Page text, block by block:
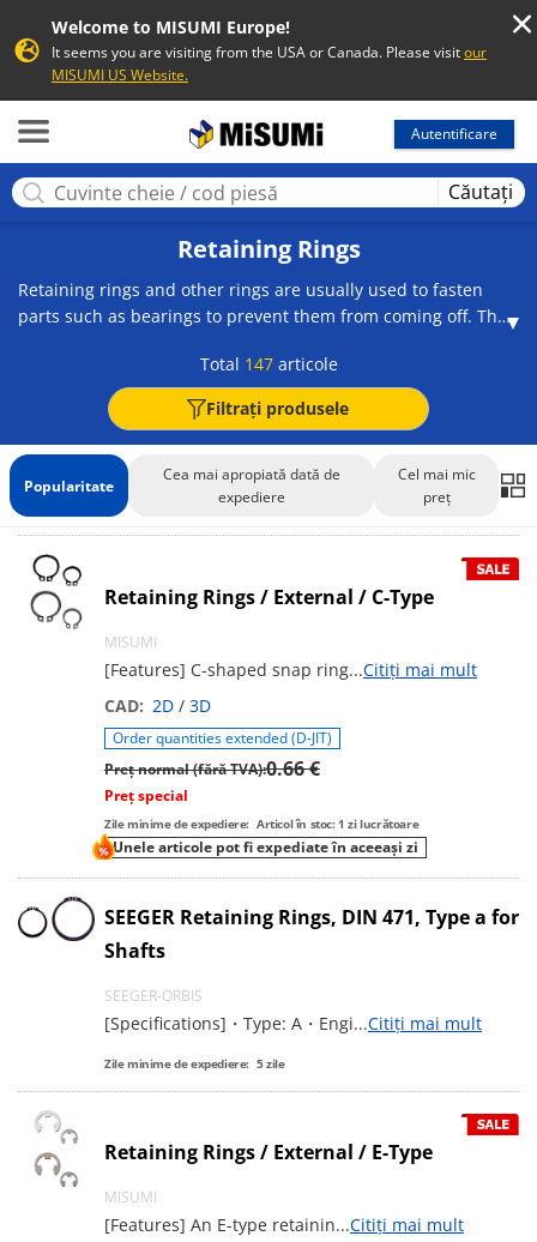
Welcome to MISUMI Europe!
It seems you are visiting from the USA or Canada. Please visitour
MISUMI US Website.
Autentificare
Căutați
Retaining Rings
Retaining rings and other rings are usually used to fasten
parts such as bearings to prevent them from coming off. They
Rings attached in the direction of thrust include shaft rings
that fasten outside the part being secured, and hole rings
that fasten inside the part being secured. Rings attached in
the radial direction are attached at a right angle to the axial
direction, enabling them to fasten parts such as bearings.
Retaining rings and other rings are all available in a variety of
The available shapes include Type C, Type R, beveled rings,
Type E crescent rings, Type U and Type K. Most retaining
rings and other rings are made of materials with superior
hardness such as steel, stainless steel and oil tempered wire.
Total 147articole
Filtrați produsele
Popularitate
Cea mai apropiată dată de
expediere
Cel mai mic
preț
Retaining Rings / External / C-Type
MISUMI
[Features] C-shaped snap ring...Citiți mai mult
CAD: 2D / 3D
Order quantities extended (D-JIT)
Preț normal (fără TVA):0.66 €
Preț special
Zile minime de expediere: Articol în stoc: 1 zi lucrătoare
Unele articole pot fi expediate în aceeași zi
SEEGER Retaining Rings, DIN 471, Type a for
Shafts
SEEGER-ORBIS
[Specifications]・Type: A・Engi...Citiți mai mult
Zile minime de expediere: 5zile
Retaining Rings / External / E-Type
MISUMI
[Features] An E-type retainin...Citiți mai mult